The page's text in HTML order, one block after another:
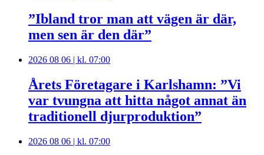
”Ibland tror man att vägen är där,
men sen är den där”
2026 08 06 | kl. 07:00
Årets Företagare i Karlshamn: ”Vi
var tvungna att hitta något annat än
traditionell djurproduktion”
2026 08 06 | kl. 07:00